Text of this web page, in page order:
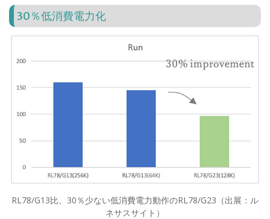
30％低消費電力化
RL78/G13比、30％少ない低消費電力動作のRL78/G23（出展：ル
ネサスサイト）